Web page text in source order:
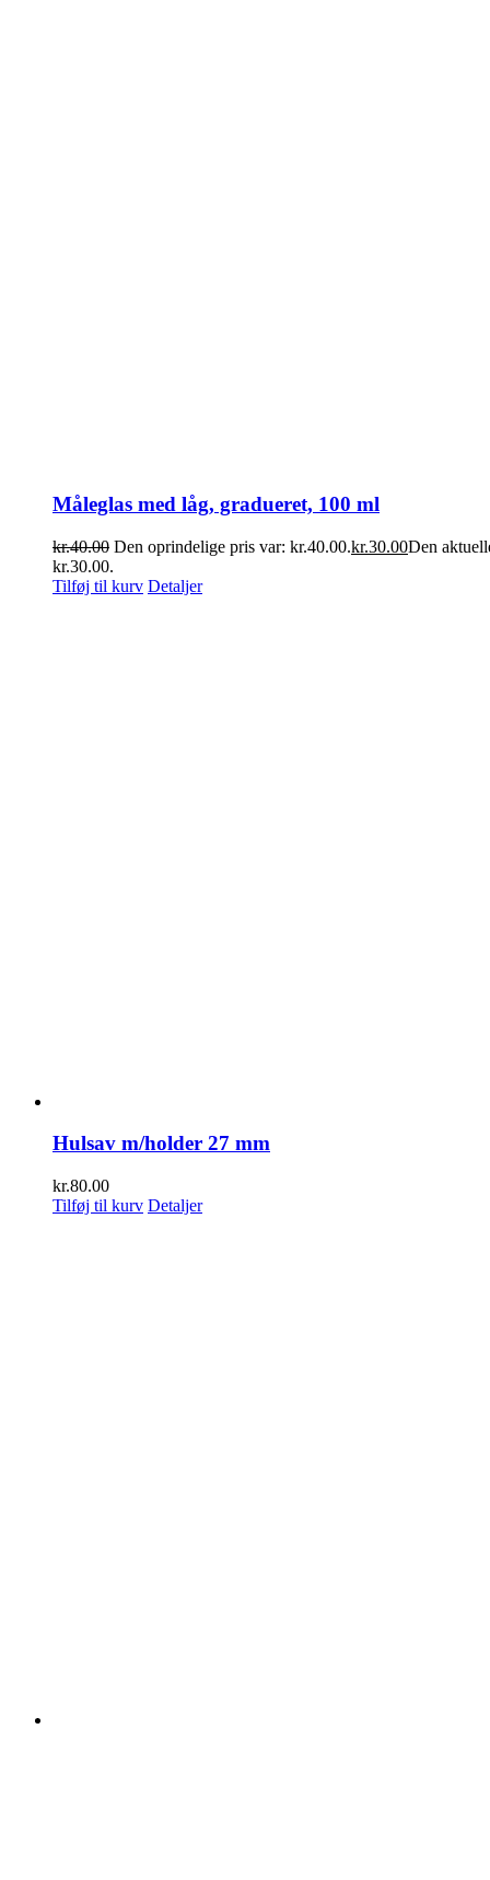
Måleglas med låg, gradueret, 100 ml
kr.40.00 Den oprindelige pris var: kr.40.00.kr.30.00Den
kr.30.00.
Tilføj til kurv Detaljer
Hulsav m/holder 27 mm
kr.80.00
Tilføj til kurv Detaljer